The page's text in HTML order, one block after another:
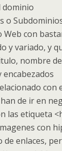
dominio
o
Web con
y variado, y
nombre
con
de ir en
las etiqueta
con
de enlaces,